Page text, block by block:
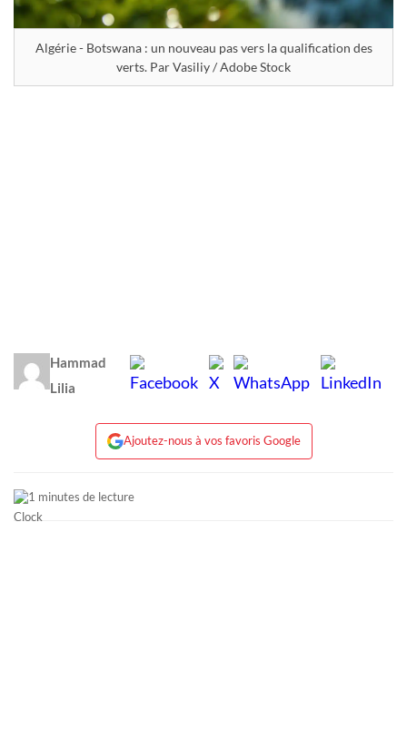
Algérie - Botswana : un nouveau pas vers la qualification des
verts. Par Vasiliy / Adobe Stock
Hammad
Lilia
Ajoutez-nous à vos favoris Google
1 minutes de lecture